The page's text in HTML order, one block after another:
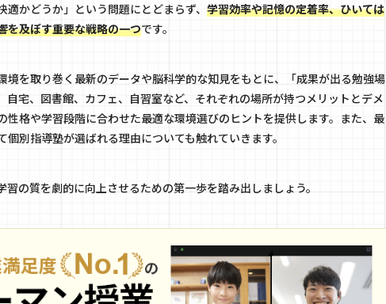
かどうか」という問題にとどまらず、 学習効率や記憶の定着率、ひいては
を及ぼす重要な戦略の一つです。
境を取り巻く最新のデータや脳科学的な知見をもとに、「成果が出る勉強場
自宅、図書館、カフェ、自習室など、それぞれの場所が持つメリットとデメ
性格や学習段階に合わせた最適な環境選びのヒントを提供します。また、最
別指導塾が選ばれる理由についても触れていきます。
の質を劇的に向上させるための第一歩を踏み出しましょう。